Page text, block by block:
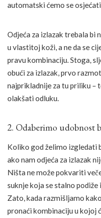
automatski ćemo se
Odjeća za izlazak trebala bi
u vlastitoj koži, a ne da se
pravu kombinaciju. Stoga,
obući za izlazak, prvo
najprikladnije za tu priliku –
olakšati odluku.
2. Odaberimo udobnost
Koliko god želimo izgledati
ako nam odjeća za izlazak
Ništa ne može pokvariti
suknje koja se stalno
Zato, kada razmišljamo
pronaći kombinaciju u kojoj